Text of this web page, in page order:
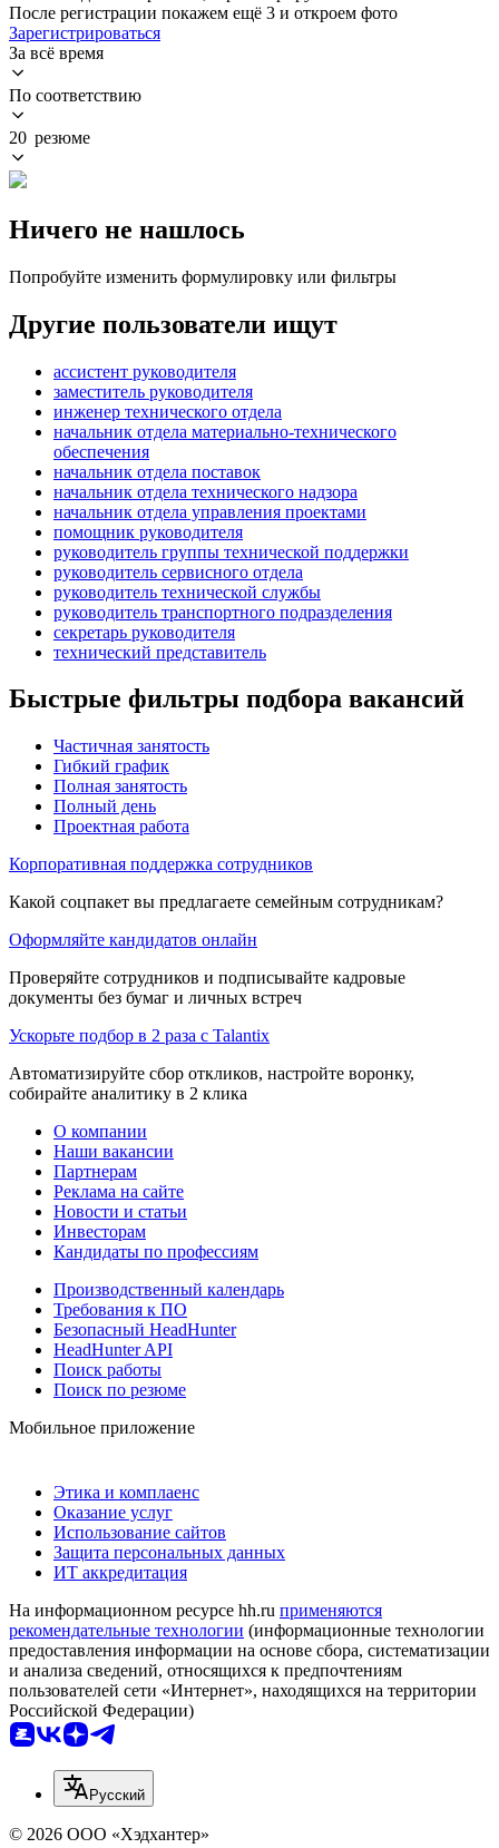
После регистрации покажем ещё 3 и откроем фото
Зарегистрироваться
За всё время
По соответствию
20 резюме
Ничего не нашлось
Попробуйте изменить формулировку или фильтры
Другие пользователи ищут
ассистент руководителя
заместитель руководителя
инженер технического отдела
начальник отдела материально-технического
обеспечения
начальник отдела поставок
начальник отдела технического надзора
начальник отдела управления проектами
помощник руководителя
руководитель группы технической поддержки
руководитель сервисного отдела
руководитель технической службы
руководитель транспортного подразделения
секретарь руководителя
технический представитель
Быстрые фильтры подбора вакансий
Частичная занятость
Гибкий график
Полная занятость
Полный день
Проектная работа
Корпоративная поддержка сотрудников
Какой соцпакет вы предлагаете семейным сотрудникам?
Оформляйте кандидатов онлайн
Проверяйте сотрудников и подписывайте кадровые
документы без бумаг и личных встреч
Ускорьте подбор в 2 раза с Talantix
Автоматизируйте сбор откликов, настройте воронку,
собирайте аналитику в 2 клика
О компании
Наши вакансии
Партнерам
Реклама на сайте
Новости и статьи
Инвесторам
Кандидаты по профессиям
Производственный календарь
Требования к ПО
Безопасный HeadHunter
HeadHunter API
Поиск работы
Поиск по резюме
Мобильное приложение
Этика и комплаенс
Оказание услуг
Использование сайтов
Защита персональных данных
ИТ аккредитация
На информационном ресурсе hh.ru применяются
рекомендательные технологии (информационные технологии
предоставления информации на основе сбора, систематизации
и анализа сведений, относящихся к предпочтениям
пользователей сети «Интернет», находящихся на территории
Российской Федерации)
Русский
© 2026 ООО «Хэдхантер»